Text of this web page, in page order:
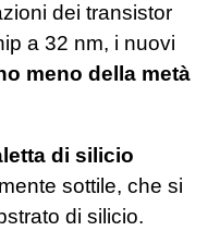
dei transistor
a 32 nm, i nuovi
meno della metà
di silicio
sottile, che si
di silicio.